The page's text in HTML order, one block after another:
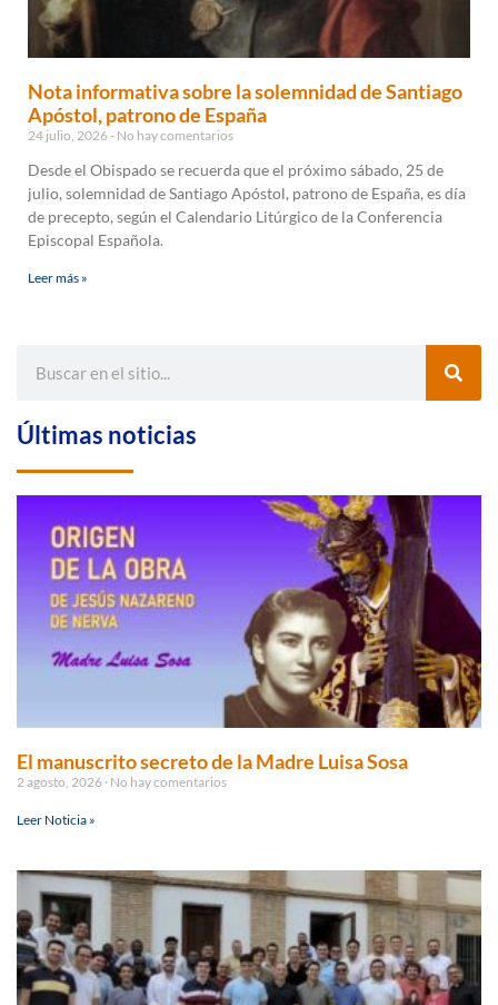
Nota informativa sobre la solemnidad de Santiago
Apóstol, patrono de España
24 julio, 2026 No hay comentarios
Desde el Obispado se recuerda que el próximo sábado, 25 de
julio, solemnidad de Santiago Apóstol, patrono de España, es día
de precepto, según el Calendario Litúrgico de la Conferencia
Episcopal Española.
Leer más »
Últimas noticias
El manuscrito secreto de la Madre Luisa Sosa
2 agosto, 2026 No hay comentarios
Leer Noticia »